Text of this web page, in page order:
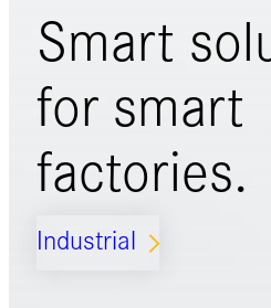
Smart
for smart
factories.
Industrial ARROW_FORWARD_IOS